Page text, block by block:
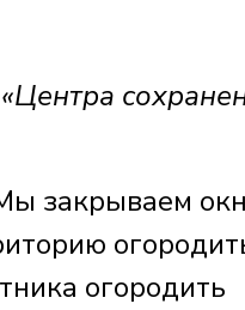
закрываем
огородить